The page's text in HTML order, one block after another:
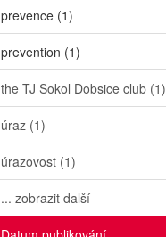
prevence (1)
prevention (1)
the TJ Sokol Dobsice club (1)
úraz (1)
úrazovost (1)
... zobrazit další